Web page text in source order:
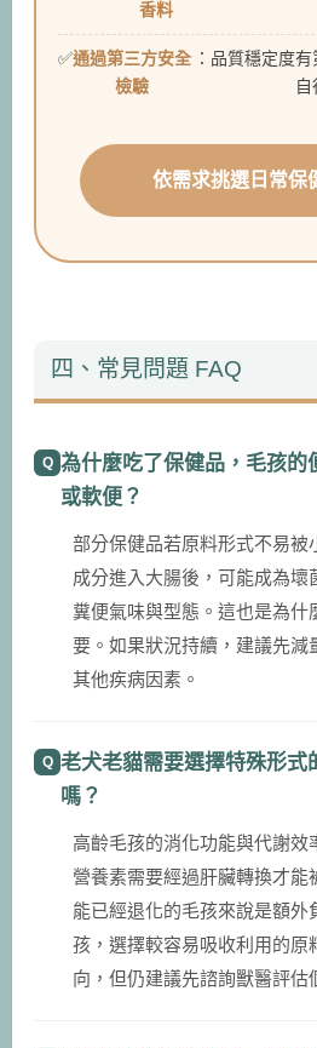
香料
通過第三方安全
檢驗
：品質穩定度
自
依需求挑選日常保
四、常見問題 FAQ
為什麼吃了保健品，毛孩的
或軟便？
部分保健品若原料形式不易被
成分進入大腸後，可能成為壞
糞便氣味與型態。這也是為什
要。如果狀況持續，建議先減
其他疾病因素。
老犬老貓需要選擇特殊形式
嗎？
高齡毛孩的消化功能與代謝效
營養素需要經過肝臟轉換才能
能已經退化的毛孩來說是額外
孩，選擇較容易吸收利用的原
向，但仍建議先諮詢獸醫評估